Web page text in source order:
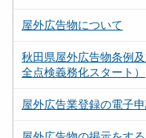
屋外広告物について
秋田県屋外広告物条例
全点検義務化スタート）
屋外広告業登録の電子